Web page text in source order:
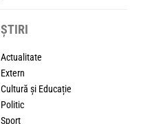
ȘTIRI
Actualitate
Extern
Cultură și Educație
Politic
Sport